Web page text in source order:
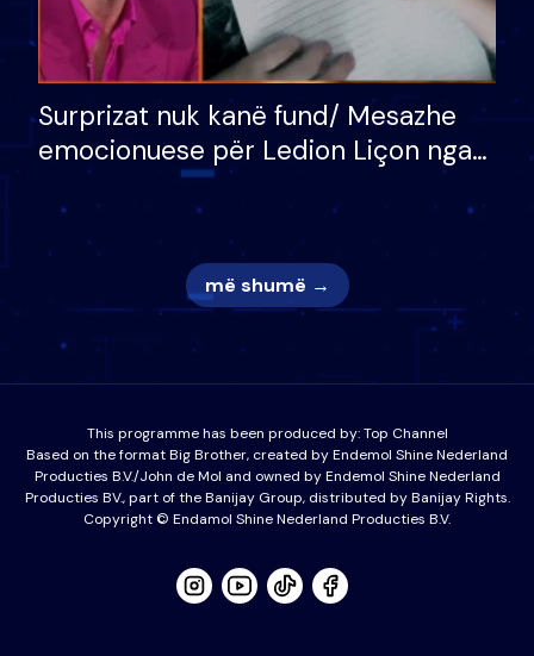
Surprizat nuk kanë fund/ Mesazhe
emocionuese për Ledion Liçon nga
nëna dhe fëmijët e tij, moderatori
nuk i mban dot lotët: Nuk meritoj…
më shumë →
This programme has been produced by:Top Channel
Based on the format Big Brother, created by Endemol Shine Nederland
Producties B.V./John de Mol and owned by Endemol Shine Nederland
Producties BV., part of the Banijay Group, distributed by Banijay Rights.
Copyright © Endamol Shine Nederland Producties B.V.